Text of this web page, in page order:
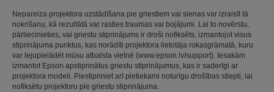
Nepareiza projektora uzstādīšana pie griestiem vai sienas var izraisīt tā
nokrišanu, kā rezultātā var rasties traumas vai bojājumi. Lai to novērstu,
pārliecinieties, vai griestu stiprinājums ir droši nofiksēts, izmantojot visus
stiprinājuma punktus, kas norādīti projektora lietotāja rokasgrāmatā, kuru
var lejupielādēt mūsu atbalsta vietnē (www.epson.lv/support). Iesakām
izmantot Epson apstiprinātus griestu stiprinājumus, kas ir saderīgi ar
projektora modeli. Piestipriniet arī pietiekami noturīgu drošības stiepli, lai
nofiksētu projektoru pie griestu stiprinājuma.